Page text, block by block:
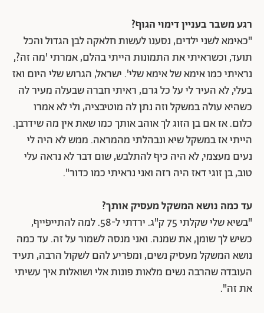
רגע משבר בעניין דימוי הגוף?
"כאימא לשני ילדים, נסענו לעשות חלאקה לבן הגדול והכל
תועד, וכשראיתי את התמונות הייתי בהלם, אמרתי 'מה זה?,
נראיתי כמו אימא של אימא שלי'. ישראל, הגרוש שלי היום ואז
בעלי, לא העיר לי על כל גרם, ראיתי חברה שבעלה מעיר לה
כשהיא עולה במשקל וזה נתן לה מוטיבציה, ולי לא אמרו
כלום. אז אם בן הזוג לך אוהב אותך כמו שאת אין מה שידרבן.
הייתי אז במשקל שיא ונבהלתי מהמראה. ממש לא היה לי
נעים מעצמי, לא היה כיף להתלבש, שום דבר לא נראה עלי
טוב, בן זוגי דאז היה רזה ואני נראיתי כמו כדור".
עד כמה נושא המשקל מעסיק אותך?
"בשיא שלי שקלתי 75 ק"ג. ירדתי ל-58. למה להתייפייף,
כשיש לך שומן, את שמנה. ואני מנסה לשמור על זה. עד כמה
נושא המשקל מעסיק נשים, ומפריע להם לשקול הרבה, תעיד
העובדה שהרבה נשים מלאות פונות אלי ושואלות איך עשיתי
את זה".